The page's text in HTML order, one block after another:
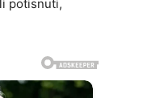
potisnuti,